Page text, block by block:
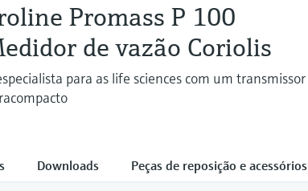
Promass P 100
de vazão Coriolis
para as life sciences com um transmissor
Downloads Peças de reposição e acessórios